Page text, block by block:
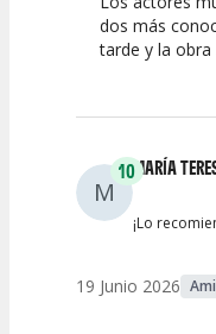
dos más
tarde y la
M
10MARÍA
¡Lo
19 Junio 2026